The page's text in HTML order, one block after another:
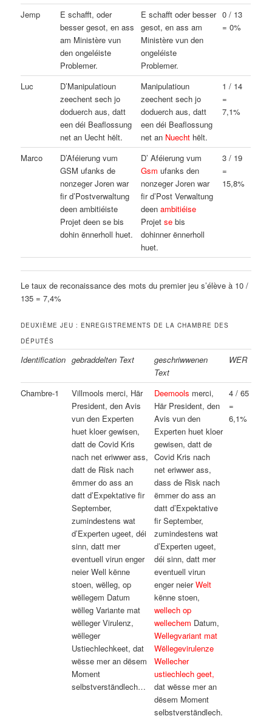
Jemp
E schafft, oder
besser gesot, en ass
am Ministère vun
den ongeléiste
Problemer.
E schafft oder besser
gesot, en ass am
Ministère vun den
ongeléiste
Problemer.
0 / 13
= 0%
Luc
D’Manipulatioun
zeechent sech jo
doduerch aus, datt
een déi Beaflossung
net an Uecht hëlt.
Manipulatioun
zeechent sech jo
doduerch aus, datt
een déi Beaflossung
net an Nuecht hëlt.
1 / 14
=
7,1%
Marco
D’Aféierung vum
GSM ufanks de
nonzeger Joren war
fir d’Postverwaltung
deen ambitiéiste
Projet deen se bis
dohin ënnerholl huet.
D’ Aféierung vum
Gsm ufanks den
nonzeger Joren war
fir d’Post Verwaltung
deenambitiéise
Projetse bis
dohinner ënnerholl
huet.
3 / 19
=
15,8%
Le taux de reconaissance des mots du premier jeu s’élève à 10 /
135 = 7,4%
DEUXIÈME JEU : ENREGISTREMENTS DE LA CHAMBRE DES
DÉPUTÉS
Identification gebraddelten Text
geschriwwenen
Text
WER
Chambre-1
Villmools merci, Här
President, den Avis
vun den Experten
huet kloer gewisen,
datt de Covid Kris
nach net eriwwer ass,
datt de Risk nach
ëmmer do ass an
datt d’Expektative fir
September,
zumindestens wat
d’Experten ugeet, déi
sinn, datt mer
eventuell virun enger
neier Well kënne
stoen, wëlleg, op
wëllegem Datum
wëlleg Variante mat
wëlleger Virulenz,
wëlleger
Ustiechlechkeet, dat
wësse mer an dësem
Moment
selbstverständlech…
Deemools merci,
Här President, den
Avis vun den
Experten huet kloer
gewisen, datt de
Covid Kris nach
net eriwwer ass,
dass de Risk nach
ëmmer do ass an
datt d’Expektative
fir September,
zumindestens wat
d’Experten ugeet,
déi sinn, datt mer
eventuell virun
enger neierWelt
kënne stoen,
wellech op
wellechem Datum,
Wellegvariant mat
Wëllegevirulenze
Wellecher
ustiechlech geet,
dat wësse mer an
dësem Moment
selbstverständlech.
4 / 65
=
6,1%